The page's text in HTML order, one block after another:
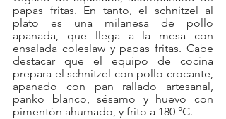
papas fritas. En tanto, el schnitzel al
plato es una milanesa de pollo
apanada, que llega a la mesa con
ensalada coleslaw y papas fritas. Cabe
destacar que el equipo de cocina
prepara el schnitzel con pollo crocante,
apanado con pan rallado artesanal,
panko blanco, sésamo y huevo con
pimentón ahumado, y frito a 180 °C.